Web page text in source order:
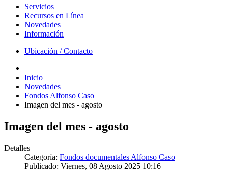
Servicios
Recursos en Línea
Novedades
Información
Ubicación / Contacto
Inicio
Novedades
Fondos Alfonso Caso
Imagen del mes - agosto
Imagen del mes - agosto
Detalles
Categoría: Fondos documentales Alfonso Caso
Publicado: Viernes, 08 Agosto 2025 10:16